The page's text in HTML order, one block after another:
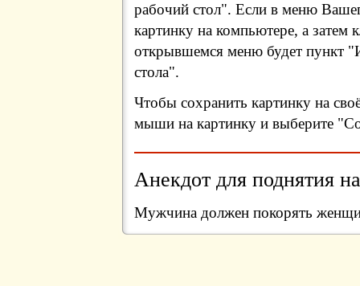
рабочий стол". Если в меню
картинку на компьютере, а затем
открывшемся меню будет пункт
стола".
Чтобы сохранить картинку на
мыши на картинку и выберите
Анекдот для поднятия
Мужчина должен покорять